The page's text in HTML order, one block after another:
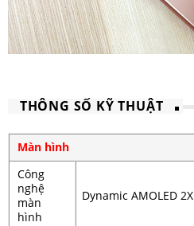
THÔNG SỐ KỸ THUẬT
Màn hình
Công
nghệ
màn
hình
Dynamic AMOLED 2X